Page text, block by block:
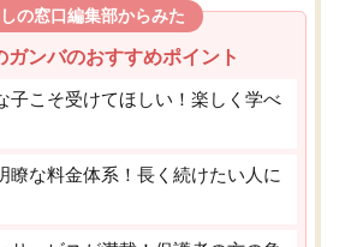
の窓口編集部からみた
ガンバのおすすめポイント
子こそ受けてほしい！楽しく学べ
瞭な料金体系！長く続けたい人に